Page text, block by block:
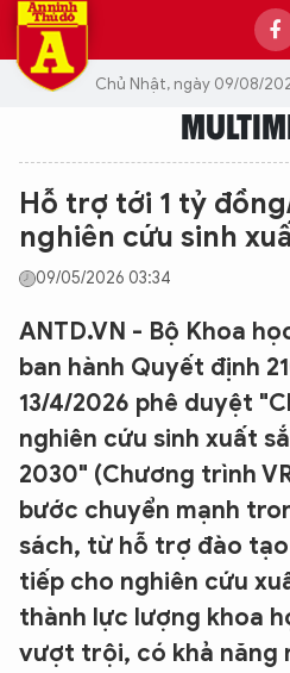
Chủ Nhật, ngày 09/08/
Hỗ trợ tới 1 tỷ
nghiên cứu sinh
09/05/2026 03:34
ANTD.VN - Bộ Khoa
ban hành Quyết định
13/4/2026 phê duyệt
nghiên cứu sinh xuất
2030" (Chương trình
bước chuyển mạnh
sách, từ hỗ trợ đào
tiếp cho nghiên cứu
thành lực lượng khoa
vượt trội, có khả năng